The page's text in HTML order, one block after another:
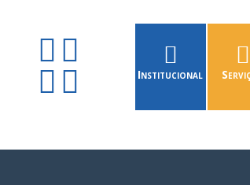
Institucional